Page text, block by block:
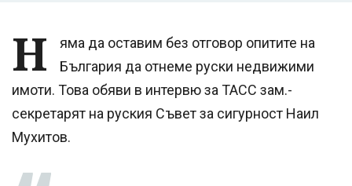
Н
яма да оставим без отговор опитите на
България да отнеме руски недвижими
имоти. Това обяви в интервю за ТАСС зам.-
секретарят на руския Съвет за сигурност Наил
Мухитов.